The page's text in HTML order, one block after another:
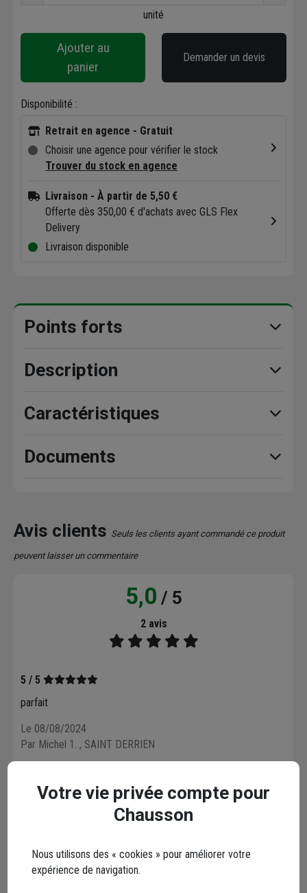
unité
Ajouter au
panier
Demander un devis
Disponibilité :
Retrait en agence - Gratuit
Choisir une agence pour vérifier le stock
Trouver du stock en agence
Livraison - À partir de 5,50 €
Offerte dès 350,00 € d'achats avec GLS Flex
Delivery
Livraison disponible
Points forts
Description
Caractéristiques
Documents
Avis clients Seuls les clients ayant commandé ce produit
peuvent laisser un commentaire
5,0 / 5
2 avis
5 / 5
parfait
Le 08/08/2024
Par Michel 1. , SAINT DERRIEN
Votre vie privée compte pour
Chausson
Nous utilisons des « cookies » pour améliorer votre
expérience de navigation.